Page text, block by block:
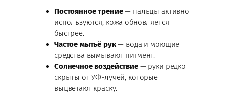
Постоянное трение— пальцы активно
используются, кожа обновляется
быстрее.
Частое мытьё рук— вода и моющие
средства вымывают пигмент.
Солнечное воздействие— руки редко
скрыты от УФ-лучей, которые
выцветают краску.